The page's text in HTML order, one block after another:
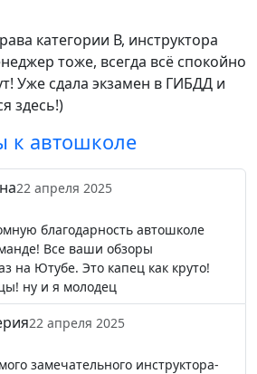
категории В, инструктора
тоже, всегда всё спокойно
Уже сдала экзамен в ГИБДД и
здесь!)
к автошколе
22 апреля 2025
благодарность автошколе
Все ваши обзоры
на Ютубе. Это капец как круто!
ну и я молодец
22 апреля 2025
замечательного инструктора-